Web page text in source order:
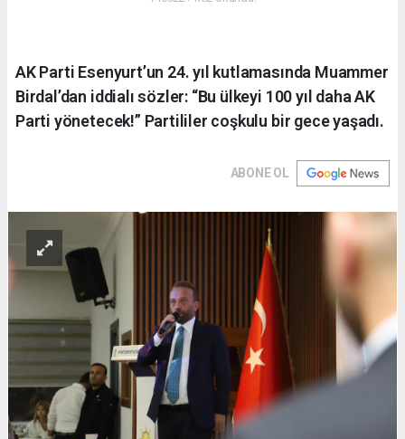
AK Parti Esenyurt’un 24. yıl kutlamasında Muammer
Birdal’dan iddialı sözler: “Bu ülkeyi 100 yıl daha AK
Parti yönetecek!” Partililer coşkulu bir gece yaşadı.
ABONE OL